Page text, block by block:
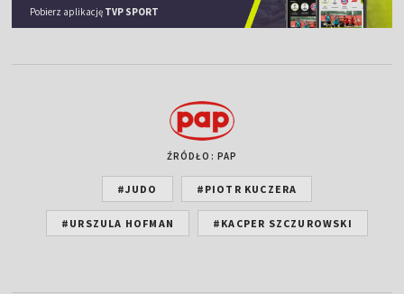
Pobierz aplikację TVP SPORT
ŹRÓDŁO: PAP
#JUDO #PIOTR KUCZERA
#URSZULA HOFMAN #KACPER SZCZUROWSKI